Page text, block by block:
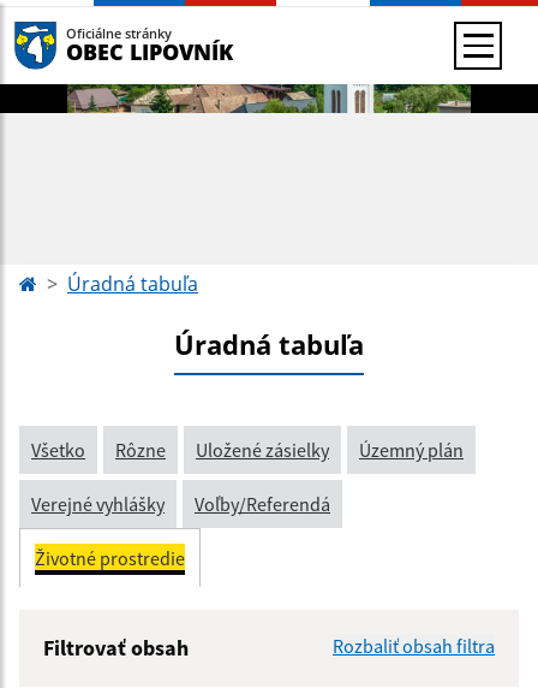
Oficiálne stránky
OBEC LIPOVNÍK
Úradná tabuľa
Úradná tabuľa
Všetko Rôzne Uložené zásielky Územný plán
Verejné vyhlášky Voľby/Referendá
Životné prostredie
Filtrovať obsah Rozbaliť obsah filtra